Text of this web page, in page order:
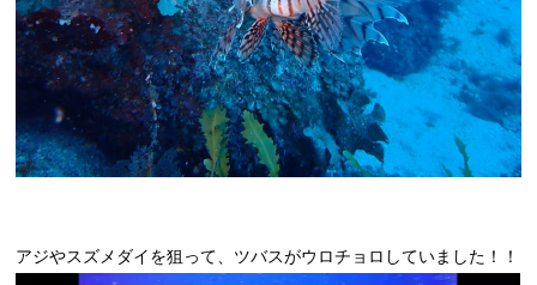
アジやスズメダイを狙って、ツバスがウロチョロしていました！！